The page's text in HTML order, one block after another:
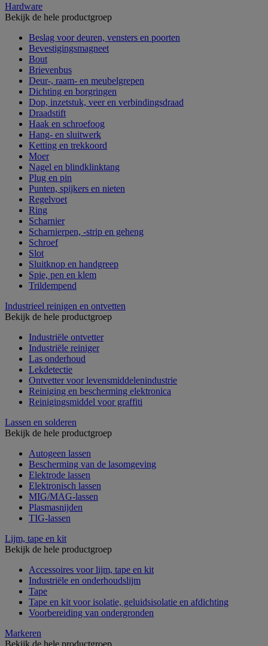
Hardware
Bekijk de hele productgroep
Beslag voor deuren, vensters en poorten
Bevestigingsmagneet
Bout
Brievenbus
Deur-, raam- en meubelgrepen
Dichting en borgringen
Dop, inzetstuk, veer en verbindingsdraad
Draadstift
Haak en schroefoog
Hang- en sluitwerk
Ketting en trekkoord
Moer
Nagel en blindklinktang
Plug en pin
Punten, spijkers en nieten
Regelvoet
Ring
Scharnier
Scharnierpen, -strip en geheng
Schroef
Slot
Sluitknop en handgreep
Spie, pen en klem
Trildempend
Industrieel reinigen en ontvetten
Bekijk de hele productgroep
Industriële ontvetter
Industriële reiniger
Las onderhoud
Lekdetectie
Ontvetter voor levensmiddelenindustrie
Reiniging en bescherming elektronica
Reinigingsmiddel voor graffiti
Lassen en solderen
Bekijk de hele productgroep
Autogeen lassen
Bescherming van de lasomgeving
Elektrode lassen
Elektronisch lassen
MIG/MAG-lassen
Plasmasnijden
TIG-lassen
Lijm, tape en kit
Bekijk de hele productgroep
Accessoires voor lijm, tape en kit
Industriële en onderhoudslijm
Tape
Tape en kit voor isolatie, geluidsisolatie en afdichting
Voorbereiding van ondergronden
Markeren
Bekijk de hele productgroep